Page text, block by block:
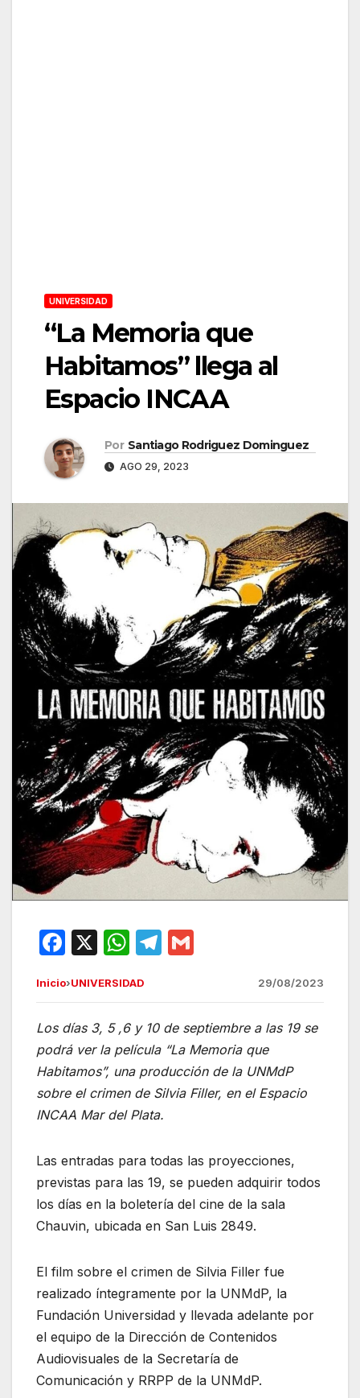
UNIVERSIDAD
“La Memoria que
Habitamos” llega al
Espacio INCAA
Por Santiago Rodriguez Dominguez
AGO 29, 2023
F
c
e
b
o
o
k
X
W
at
s
A
p
p
T
e
gr
a
m
ail
Inicio›UNIVERSIDAD 29/08/2023
Los días 3, 5 ,6 y 10 de septiembre a las 19 se
podrá ver la película “La Memoria que
Habitamos”, una producción de la UNMdP
sobre el crimen de Silvia Filler, en el Espacio
INCAA Mar del Plata.
Las entradas para todas las proyecciones,
previstas para las 19, se pueden adquirir todos
los días en la boletería del cine de la sala
Chauvin, ubicada en San Luis 2849.
El film sobre el crimen de Silvia Filler fue
realizado íntegramente por la UNMdP, la
Fundación Universidad y llevada adelante por
el equipo de la Dirección de Contenidos
Audiovisuales de la Secretaría de
Comunicación y RRPP de la UNMdP.